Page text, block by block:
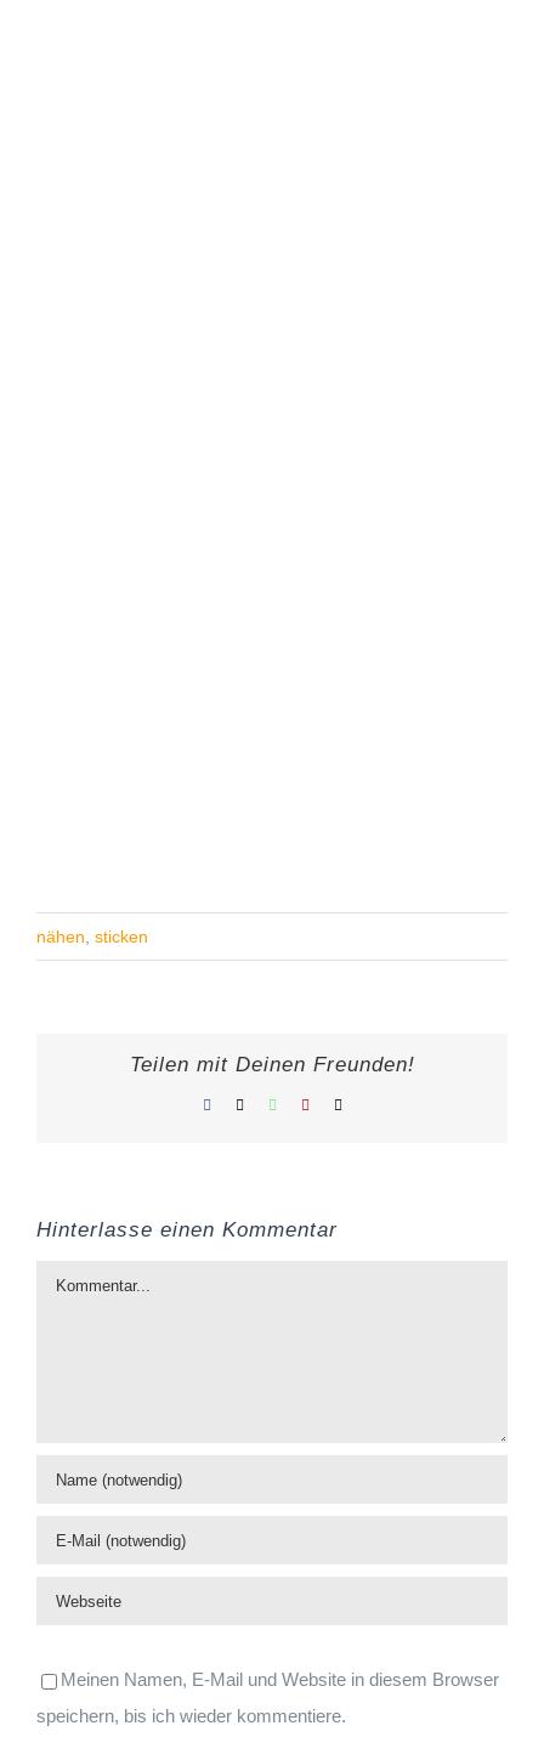
nähen sticken
Teilen mit Deinen Freunden!
Facebook
X WhatsApp
Pinterest
E-
Hinterlasse einen Kommentar
Kommentar
Meinen Namen, E-Mail und Website in diesem Browser
speichern, bis ich wieder kommentiere.